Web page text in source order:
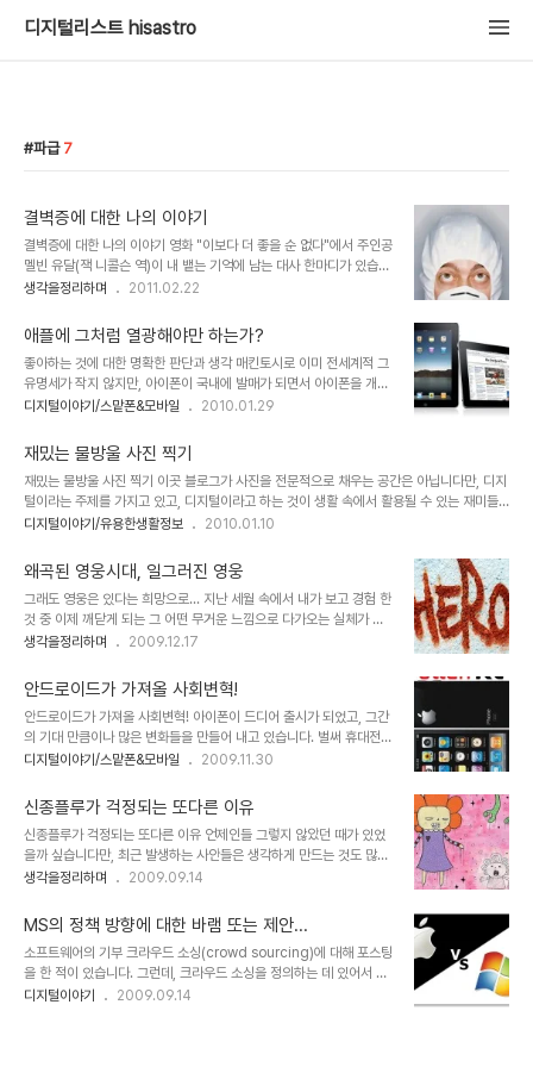
디지털리스트 hisastro
파급 7
결벽증에 대한 나의 이야기
결벽증에 대한 나의 이야기 영화 "이보다 더 좋을 순 없다"에서 주인공
멜빈 유달(잭 니콜슨 역)이 내 뱉는 기억에 남는 대사 한마디가 있습니
다. "난 절대 남이 마신 컵에 입을 대지 않겠어!!!" 영화를 보는 내내 멜
하기 때문이지요. ▲ 이보다 더 좋을 순 없다 / As Good as It Gets
(1997) 예고편의 한장면 저는 아침에 일어나 씻는 시간도 그렇고, 손
도 자주 씻고, 이도 자주 닦고, 이래 저래 깔끔을 떨고 삽니다. 손의 경
우는 조금이라도 끈적임이 느껴지면 바로 세면장으로 가는 반사행동
에 가까운 모습을 하고 있는 정돕니다... -.-; 그렇지만, 가만히 생각해
생각을정리하며 2011.02.22
애플에 그처럼 열광해야만 하는가?
좋아하는 것에 대한 명확한 판단과 생각 매킨토시로 이미 전세계적 그
유명세가 작지 않지만, 아이폰이 국내에 발매가 되면서 아이폰을 개발
하여 판매하는 기업 애플에 대한 관심 또한 더욱 높아졌습니다. 더우기
그 관심은 더욱 확대될 것은 예정된 사실이기도 합니다. ▲ 2010년 1
월 28일 공개된 애플의 타블렛 iPad 하지만, 좋다라고 하는 관심에
있어서 스스로 생각하고 여과된 판단이 아니라 분위기에 휩싸여 무조
건적으로 받아들이고 있는 것은 아닌가 하는 생각이 들기도 합니다. 이
에 대하여 언젠가 모튜님께서 쓰셨던 아이폰에 대한 포스트에서나 꼬
을 쓰고자 했었데, 마침 글을 ..
디지털이야기/스맡폰&모바일 2010.01.29
재밌는 물방울 사진 찍기
재밌는 물방울 사진 찍기 이곳 블로그가 사진을 전문적으로 채우는 공간은 아닙니다만, 디지
털이라는 주제를 가지고 있고, 디지털이라고 하는 것이 생활 속에서 활용될 수 있는 재미들
을 공유하고자 하는 마음이기에 본 내용을 게재합니다. 디지털에 대한 내용들을 최근 몇차례
생활을 변화시키고 있는 것만은 분명한 사실입니다. 하지만, 그 변화의 속성 중에 디지털이
부여하고 있는 핵심은 능동적이어야 한다는 점입니다. 소수가 다수에게 피동적으로 부여 받
는 것이 아니라 내가 참여하고, 내가 하고자 하는 바를 생각을 펼치고 함께하고자 하는 것!!
▲ 멋진 물방울 사진 1 언젠가 물방울 사진들을 보았을 때... 와~ 이런 건 도대체 어떻..
디지털이야기/유용한생활정보 2010.01.10
왜곡된 영웅시대, 일그러진 영웅
그래도 영웅은 있다는 희망으로... 지난 세월 속에서 내가 보고 경험 한
것 중 이제 깨닫게 되는 그 어떤 무거운 느낌으로 다가오는 실체가 있
습니다. 그것은 특정한 누군가의 자취로 인하여 세상을 구한다는 등의
힘이 작용하는 신화와도 같아서 세상을 포장하는 방송과 언론 -역사적
과거는 구전(口傳)과 책을 통하여- 을 동원하여 그 쉽지 않은 표현을
어렵지 않게 전파하였고 지금도 그러한 듯 보입니다. 누군가의 말처럼
"뛰어난 1인이 그렇지 못한 천명 또는 그 이상을 먹여살린다!" 라는 말
은 워낙 시각차가 크기 때문에 혹자의 경우 그 보는 관점에 따라서는
그대로의 진실이 되어..
생각을정리하며 2009.12.17
안드로이드가 가져올 사회변혁!
안드로이드가 가져올 사회변혁! 아이폰이 드디어 출시가 되었고, 그간
의 기대 만큼이나 많은 변화들을 만들어 내고 있습니다. 벌써 휴대전화
통신요금의 인하가 거론되거나 발표되고 있고, 이동통신사 별로 데이
보입니다. 이제 곧 안드로이드도 국내에 선보이게 됩니다. 들려오는 소
문들 중에는 "한국형 안드로이드"라는 말로 스팩이 다운된 형태의 출
시 가능성들을 시사하고 있기도 합니다만, 그것이 결코 쉽지는 않을 것
이라는 생각과 함께, 아이폰가 가져왔던 그 이상, 아니 아이폰과는 또
다른 형태로써 쉽게 가늠할 수 없을 만큼의 많은 변혁과 그에 따른 수
혁명이 우리들 생활 곧곧에 동력을 활용하는..
디지털이야기/스맡폰&모바일 2009.11.30
신종플루가 걱정되는 또다른 이유
신종플루가 걱정되는 또다른 이유 언제인들 그렇지 않았던 때가 있었
을까 싶습니다만, 최근 발생하는 사안들은 생각하게 만드는 것도 많고,
조심해야할 것도 참 많습니다. 신종플루, 임진강 참사, 정치권의 개각
을 끼치고 있는 가장 큰 이슈라고 생각합니다. 그러고 보니 이렇게 지
속적으로 많은 일들이 발생하기 때문에 잊어야 하지 말아야 할 일들까
지도 쉽게 망각해 버리는 것은 아닌지 되짚어 보게 됩니다. 용산사태,
장자연 씨 자살 등등... 신종플루... 의학적으로는 잘 모르겠습니다. 그
리고 이러한 건강과 관련된 이슈를 상업적으로 접근하는 논리의 무서
생각을정리하며 2009.09.14
MS의 정책 방향에 대한 바램 또는 제안...
소프트웨어의 기부 크라우드 소싱(crowd sourcing)에 대해 포스팅
을 한 적이 있습니다. 그런데, 크라우드 소싱을 정의하는 데 있어서 이
를 주도하는 주체 -기업 또는 기관, 국가 업무 조직 등- 의 입장에서
디지털이야기 2009.09.14